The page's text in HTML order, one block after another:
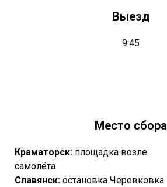
Выезд
9:45
Место сбора
Краматорск: площадка возле
самолёта
Славянск: остановка Черевковка